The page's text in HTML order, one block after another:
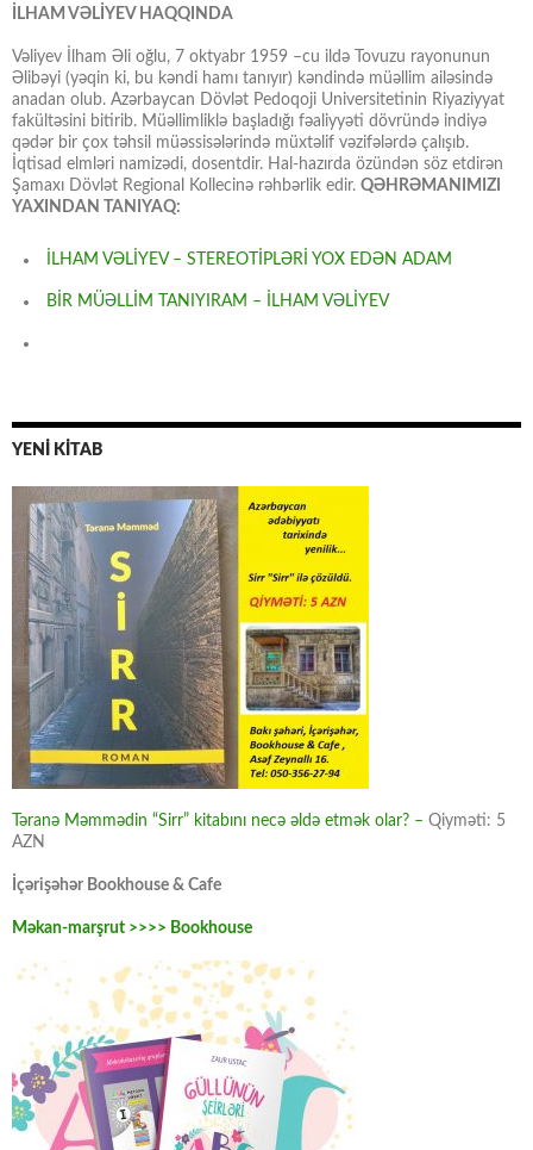
İLHAM VƏLİYEV HAQQINDA
Vəliyev İlham Əli oğlu, 7 oktyabr 1959 –cu ildə Tovuzu rayonunun
Əlibəyi (yəqin ki, bu kəndi hamı tanıyır) kəndində müəllim ailəsində
anadan olub. Azərbaycan Dövlət Pedoqoji Universitetinin Riyaziyyat
fakültəsini bitirib. Müəllimliklə başladığı fəaliyyəti dövründə indiyə
qədər bir çox təhsil müəssisələrində müxtəlif vəzifələrdə çalışıb.
İqtisad elmləri namizədi, dosentdir. Hal-hazırda özündən söz etdirən
Şamaxı Dövlət Regional Kollecinə rəhbərlik edir. QƏHRƏMANIMIZI
YAXINDAN TANIYAQ:
İLHAM VƏLİYEV – STEREOTİPLƏRİ YOX EDƏN ADAM
BİR MÜƏLLİM TANIYIRAM – İLHAM VƏLİYEV
YENİ KİTAB
Təranə Məmmədin “Sirr” kitabını necə əldə etmək olar? – Qiyməti: 5
AZN
İçərişəhər Bookhouse & Cafe
Məkan-marşrut >>>> Bookhouse